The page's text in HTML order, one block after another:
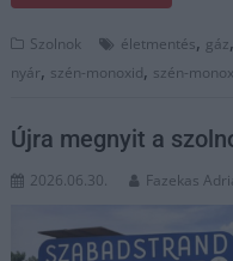
Szolnok életmentés, gáz,
nyár, szén-monoxid, szén-
Újra megnyit a
2026.06.30. Fazekas